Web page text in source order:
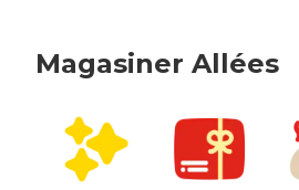
Magasiner Allées